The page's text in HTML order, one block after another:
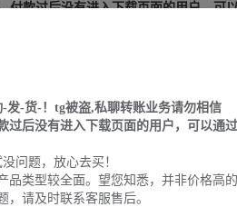
款过后没有进入下载页面的用户，可
售产品类型较全面。望您知悉，并非价
议大家注册我们网站的会员进行购买(
码
发-货-！tg被盗,私聊转账业务请勿相信
后没有进入下载页面的用户，可以通
问题，放心去买！
类型较全面。望您知悉，并非价格高
，请及时联系客服售后。